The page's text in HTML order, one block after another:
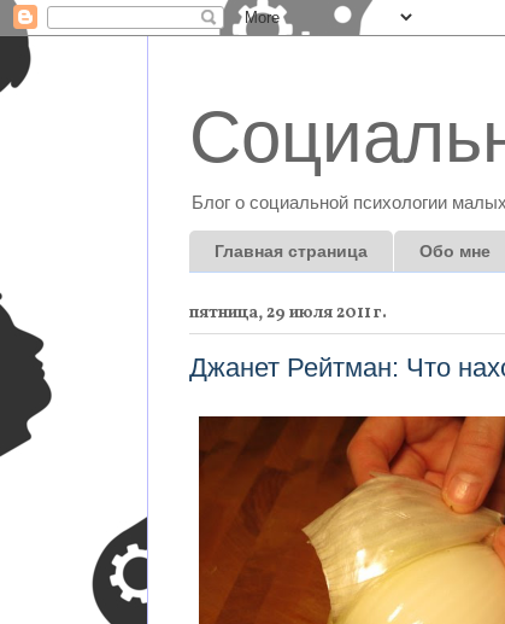
Блог о социальной психологии
Главная страница Обо мне
пятница, 29 июля 2011 г.
Джанет Рейтман: Что